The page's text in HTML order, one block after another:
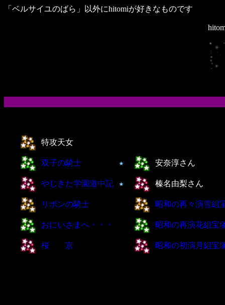
「ベルサイユのばら」以外にhitomiが好きなものです
特攻天女
双子の騎士 安奈淳さん
やじきた学園道中記 榛名由梨さん
リボンの騎士 昭和の再々演雪組
おにいさま へ・・・ 昭和の再演花組宝
桜 京 昭和の初演月組宝